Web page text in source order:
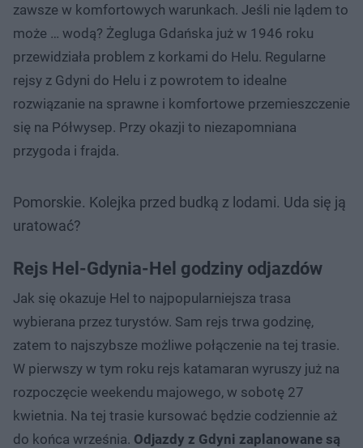
zawsze w komfortowych warunkach. Jeśli nie lądem to
może … wodą? Żegluga Gdańska już w 1946 roku
przewidziała problem z korkami do Helu. Regularne
rejsy z Gdyni do Helu i z powrotem to idealne
rozwiązanie na sprawne i komfortowe przemieszczenie
się na Półwysep. Przy okazji to niezapomniana
przygoda i frajda.
Pomorskie. Kolejka przed budką z lodami. Uda się ją
uratować?
Rejs Hel-Gdynia-Hel godziny odjazdów
Jak się okazuje Hel to najpopularniejsza trasa
wybierana przez turystów. Sam rejs trwa godzinę,
zatem to najszybsze możliwe połączenie na tej trasie.
W pierwszy w tym roku rejs katamaran wyruszy już na
rozpoczęcie weekendu majowego, w sobotę 27
kwietnia. Na tej trasie kursować będzie codziennie aż
do końca września. Odjazdy z Gdyni zaplanowane są